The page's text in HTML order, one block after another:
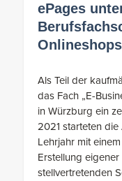
ePages
Onlineshops
Als Teil der
das Fach „E-
in Würzburg ein
2021 starteten
Lehrjahr mit
Erstellung
stellvertretenden